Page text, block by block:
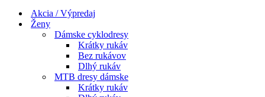
navigácieAkcia / Výpredaj
Ženy
Dámske cyklodresy
Krátky rukáv
Bez rukávov
Dlhý rukáv
MTB dresy dámske
Krátky rukáv